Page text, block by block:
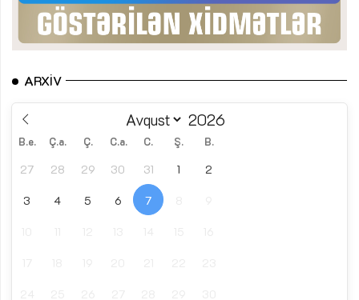
ARXIV
B.e. Ç.a. Ç. C.a. C. Ş. B.
27 28 29 30 31 1 2
3 4 5 6 7